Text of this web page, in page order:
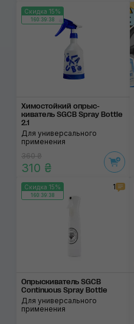
Скидка 15%
160:39:38
Химостойкий опрыс­
киватель SGCB Spray Bottle
2.1
Для универсального
применения
360 ₴
310 ₴
Скидка 15%
160:39:38
1
Опрыскиватель SGCB
Continuous Spray Bottle
Для универсального
применения